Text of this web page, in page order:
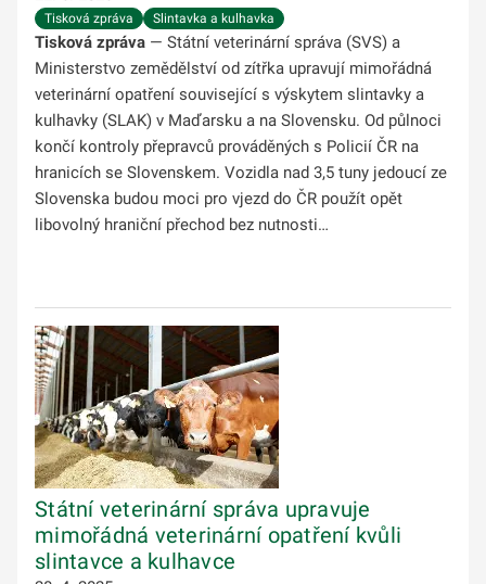
Tisková zpráva Slintavka a kulhavka
Tisková zpráva — Státní veterinární správa (SVS) a
Ministerstvo zemědělství od zítřka upravují mimořádná
veterinární opatření související s výskytem slintavky a
kulhavky (SLAK) v Maďarsku a na Slovensku. Od půlnoci
končí kontroly přepravců prováděných s Policií ČR na
hranicích se Slovenskem. Vozidla nad 3,5 tuny jedoucí ze
Slovenska budou moci pro vjezd do ČR použít opět
libovolný hraniční přechod bez nutnosti…
Státní veterinární správa upravuje
mimořádná veterinární opatření kvůli
slintavce a kulhavce